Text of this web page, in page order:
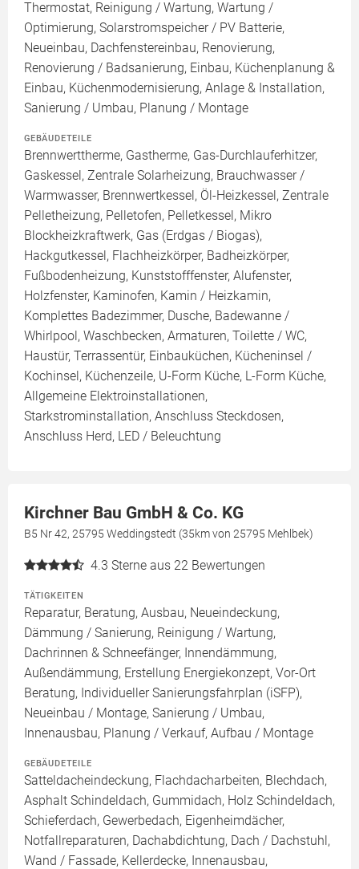
Thermostat, Reinigung / Wartung, Wartung /
Optimierung, Solarstromspeicher / PV Batterie,
Neueinbau, Dachfenstereinbau, Renovierung,
Renovierung / Badsanierung, Einbau, Küchenplanung &
Einbau, Küchenmodernisierung, Anlage & Installation,
Sanierung / Umbau, Planung / Montage
GEBÄUDETEILE
Brennwerttherme, Gastherme, Gas-Durchlauferhitzer,
Gaskessel, Zentrale Solarheizung, Brauchwasser /
Warmwasser, Brennwertkessel, Öl-Heizkessel, Zentrale
Pelletheizung, Pelletofen, Pelletkessel, Mikro
Blockheizkraftwerk, Gas (Erdgas / Biogas),
Hackgutkessel, Flachheizkörper, Badheizkörper,
Fußbodenheizung, Kunststofffenster, Alufenster,
Holzfenster, Kaminofen, Kamin / Heizkamin,
Komplettes Badezimmer, Dusche, Badewanne /
Whirlpool, Waschbecken, Armaturen, Toilette / WC,
Haustür, Terrassentür, Einbauküchen, Kücheninsel /
Kochinsel, Küchenzeile, U-Form Küche, L-Form Küche,
Allgemeine Elektroinstallationen,
Starkstrominstallation, Anschluss Steckdosen,
Anschluss Herd, LED / Beleuchtung
Kirchner Bau GmbH & Co. KG
B5 Nr 42, 25795 Weddingstedt (35km von 25795 Mehlbek)
4.3 Sterne aus 22 Bewertungen
TÄTIGKEITEN
Reparatur, Beratung, Ausbau, Neueindeckung,
Dämmung / Sanierung, Reinigung / Wartung,
Dachrinnen & Schneefänger, Innendämmung,
Außendämmung, Erstellung Energiekonzept, Vor-Ort
Beratung, Individueller Sanierungsfahrplan (iSFP),
Neueinbau / Montage, Sanierung / Umbau,
Innenausbau, Planung / Verkauf, Aufbau / Montage
GEBÄUDETEILE
Satteldacheindeckung, Flachdacharbeiten, Blechdach,
Asphalt Schindeldach, Gummidach, Holz Schindeldach,
Schieferdach, Gewerbedach, Eigenheimdächer,
Notfallreparaturen, Dachabdichtung, Dach / Dachstuhl,
Wand / Fassade, Kellerdecke, Innenausbau,